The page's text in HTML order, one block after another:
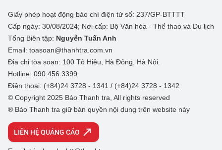
Giấy phép hoạt động báo chí điện tử số: 237/GP-BTTTT
Cấp ngày: 30/08/2024; Nơi cấp: Bộ Văn hóa - Thể thao và Du lịch
Tổng Biên tập: Nguyễn Tuấn Anh
Email: toasoan@thanhtra.com.vn
Địa chỉ tòa soạn: 100 Tô Hiệu, Hà Đông, Hà Nội.
Hotline: 090.456.3399
Điện thoại: (+84)24 3728 - 1341 / (+84)24 3728 - 1342
© Copyright 2025 Báo Thanh tra, All rights reserved
® Báo Thanh tra giữ bản quyền nội dung trên website này
LIÊN HỆ QUẢNG CÁO